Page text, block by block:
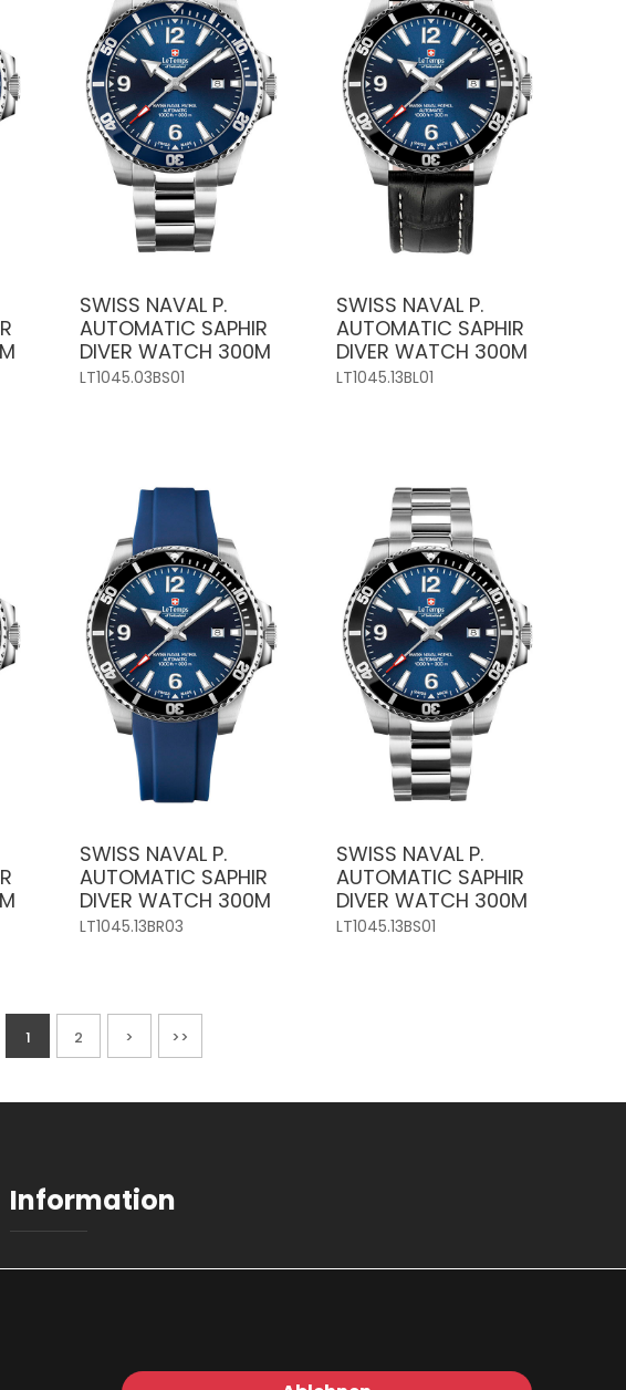
SWISS NAVAL P.
AUTOMATIC SAPHIR
DIVER WATCH 300M
LT1045.03BS01
SWISS NAVAL P.
AUTOMATIC SAPHIR
DIVER WATCH 300M
LT1045.13BL01
SWISS NAVAL P.
AUTOMATIC SAPHIR
DIVER WATCH 300M
LT1045.13BR03
SWISS NAVAL P.
AUTOMATIC SAPHIR
DIVER WATCH 300M
LT1045.13BS01
1 2 > >>
Information
Impressum